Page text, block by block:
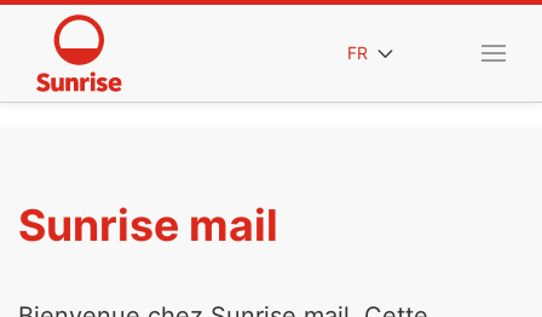
FR
Sunrise mail